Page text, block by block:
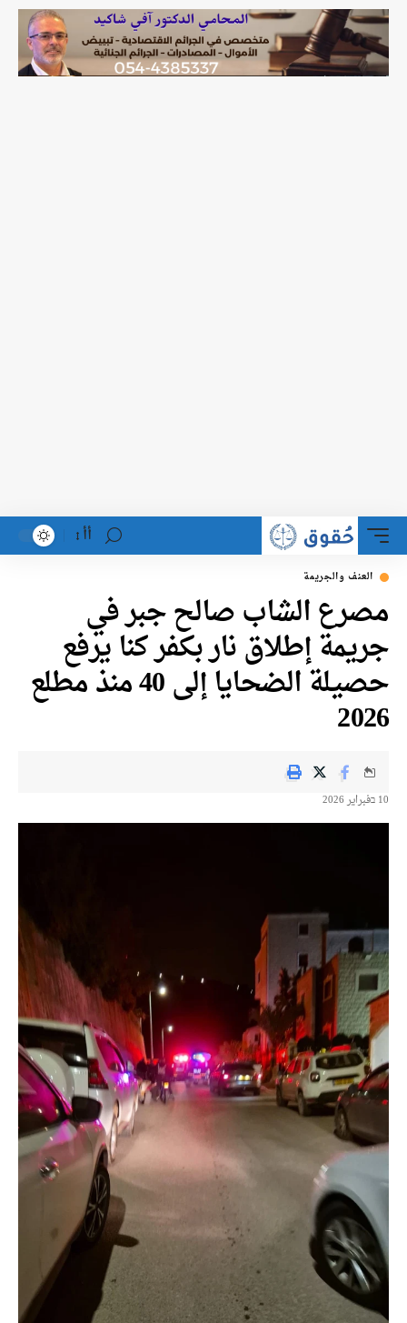
أأ
العنف والجريمة
مصرع الشاب صالح جبر في
جريمة إطلاق نار بكفر كنا يرفع
حصيلة الضحايا إلى 40 منذ مطلع
2026
10 בفبراير 2026